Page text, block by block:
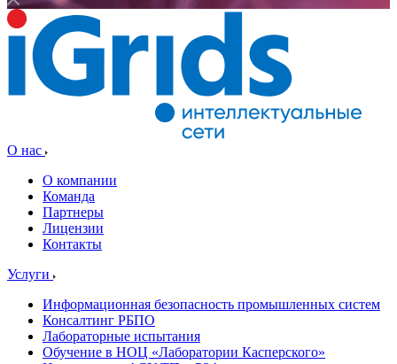
О нас
О компании
Команда
Партнеры
Лицензии
Контакты
Услуги
Информационная безопасность промышленных систем
Консалтинг РБПО
Лабораторные испытания
Обучение в НОЦ «Лаборатории Касперского»